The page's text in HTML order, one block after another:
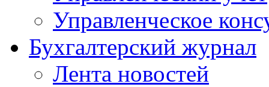
Управленческое
Бухгалтерский журнал
Лента новостей